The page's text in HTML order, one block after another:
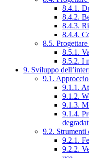
8.4.1.
8.4.2.
8.4.3.
8.4.4.
8.5.
8.5.1.
8.5.2. I
9. Sviluppo
9.1.
9.1.1.
9.1.2.
9.1.3.
9.1.4.
9.2. Strumenti
9.2.1.
9.2.2.